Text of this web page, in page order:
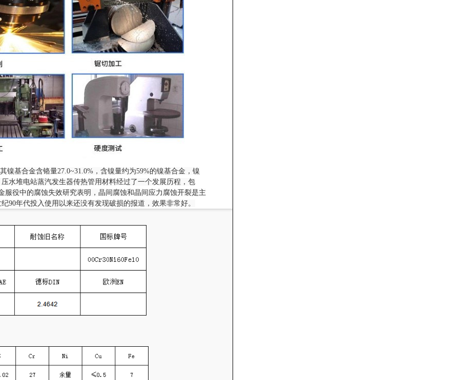
基合金含铬量27.0~31.0%，含镍量约为59%的镍基合金，镍
水堆电站蒸汽发生器传热管用材料经过了一个发展历程，包
服役中的腐蚀失效研究表明，晶间腐蚀和晶间应力腐蚀开裂是主
90年代投入使用以来还没有发现破损的报道，效果非常好。